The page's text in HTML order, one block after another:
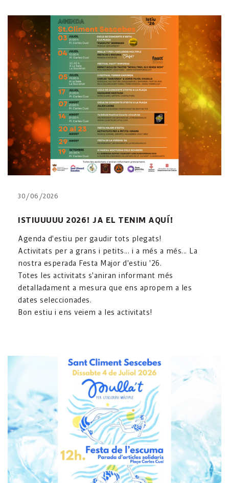
30/06/2026
ISTIUUUUU 2026! JA EL TENIM AQUÍ!
Agenda d'estiu per gaudir tots plegats!
Activitats per a grans i petits... i a més a més... La
nostra esperada Festa Major d'estiu '26.
Totes les activitats s'aniran informant més
detalladament a mesura que ens apropem a les
dates seleccionades.
Bon estiu i ens veiem a les activitats!